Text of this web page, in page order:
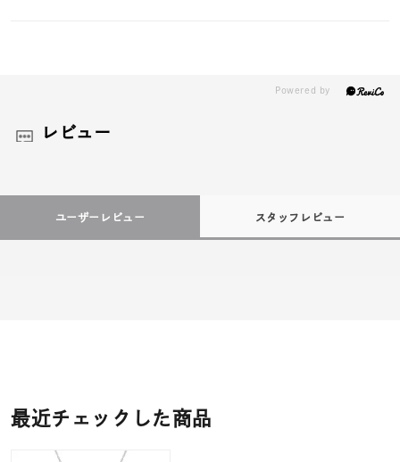
レビュー
ユーザーレビュー スタッフレビュー
最近チェックした商品